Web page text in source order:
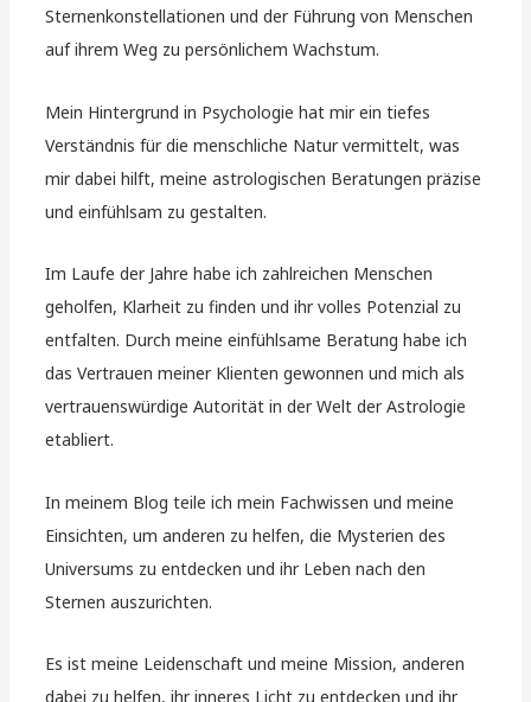
Sternenkonstellationen und der Führung von Menschen
auf ihrem Weg zu persönlichem Wachstum.
Mein Hintergrund in Psychologie hat mir ein tiefes
Verständnis für die menschliche Natur vermittelt, was
mir dabei hilft, meine astrologischen Beratungen präzise
und einfühlsam zu gestalten.
Im Laufe der Jahre habe ich zahlreichen Menschen
geholfen, Klarheit zu finden und ihr volles Potenzial zu
entfalten. Durch meine einfühlsame Beratung habe ich
das Vertrauen meiner Klienten gewonnen und mich als
vertrauenswürdige Autorität in der Welt der Astrologie
etabliert.
In meinem Blog teile ich mein Fachwissen und meine
Einsichten, um anderen zu helfen, die Mysterien des
Universums zu entdecken und ihr Leben nach den
Sternen auszurichten.
Es ist meine Leidenschaft und meine Mission, anderen
dabei zu helfen, ihr inneres Licht zu entdecken und ihr